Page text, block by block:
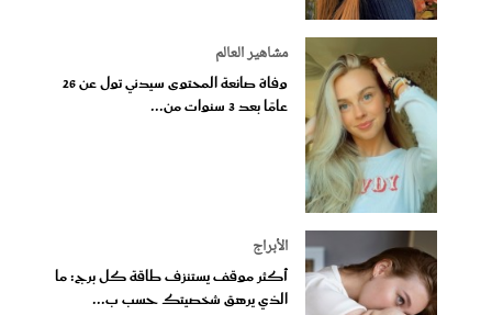
مشاهير العالم
وفاة صانعة المحتوى سيدني تول عن 26
عامًا بعد 3 سنوات من...
الأبراج
أكثر موقف يستنزف طاقة كل برج: ما
الذي يرهق شخصيتك حسب ب...